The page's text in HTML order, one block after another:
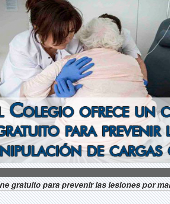
gratuito para prevenir las lesiones por